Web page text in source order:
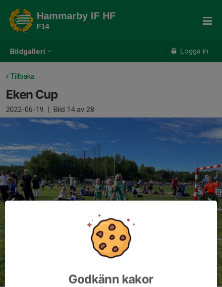
Bildgalleri Logga in
Hammarby IF HF
F14
Tillbaka
Eken Cup
2022-06-19 | Bild 14av 28
Godkänn kakor